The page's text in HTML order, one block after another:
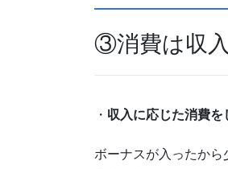
③消費は収
・ 収入に応じた消費を
ボーナスが入ったか